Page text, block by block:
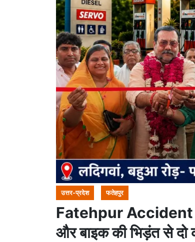
उत्तर-प्रदेश फतेहपुर
Fatehpur Accident
और बाइक की भिड़ंत से दो